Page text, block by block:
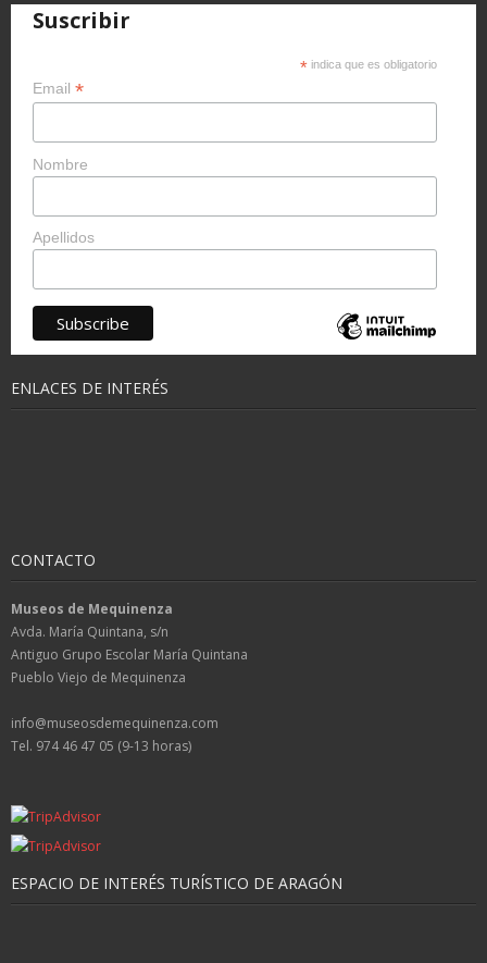
Suscribir
* indica que es obligatorio
Email *
Nombre
Apellidos
ENLACES DE INTERÉS
CONTACTO
Museos de Mequinenza
Avda. María Quintana, s/n
Antiguo Grupo Escolar María Quintana
Pueblo Viejo de Mequinenza
info@museosdemequinenza.com
Tel. 974 46 47 05 (9-13 horas)
ESPACIO DE INTERÉS TURÍSTICO DE ARAGÓN